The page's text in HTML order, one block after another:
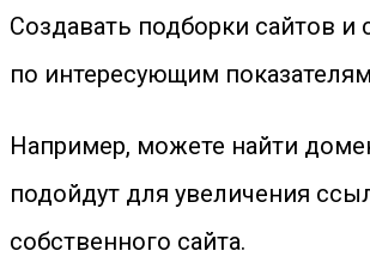
Создавать подборки сайтов и
по интересующим
Например, можете найти
подойдут для увеличения
собственного сайта.